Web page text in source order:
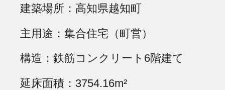
建築場所
高知県越知町
主用途
集合住宅（町営）
構造
鉄筋コンクリート6階建て
延床面積
3754.16m²